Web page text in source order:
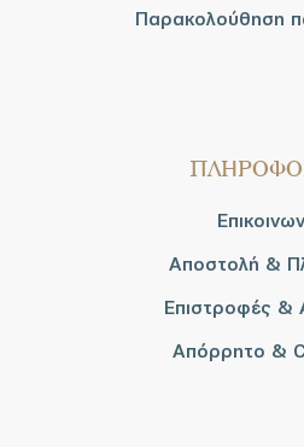
Παρακολούθηση
Αποστολή &
Επιστροφές &
Απόρρητο &